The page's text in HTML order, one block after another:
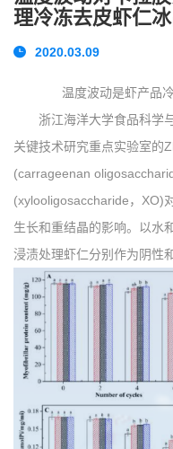
理冷冻去皮虾仁
2020.03.09
温度波动是虾产品冷
浙江海洋大学食品科学与
关键技术研究重点实验室的
(carrageenan
(xylooligosaccharide，XO)
生长和重结晶的影响。以水
浸渍处理虾仁分别作为阴性